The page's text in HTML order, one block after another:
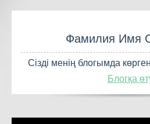
Фамилия Имя
Сізді менің блогымда
Блогқа